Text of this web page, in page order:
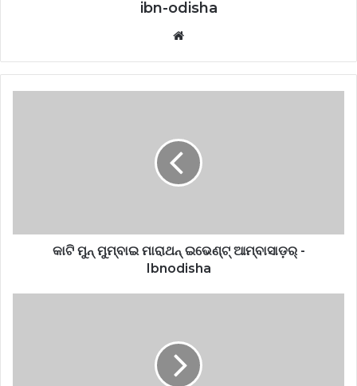
ibn-odisha
Website
କାଟି ମୁନ୍ ମୁମ୍ବାଇ ମାରାଥନ୍ ଇଭେଣ୍ଟ୍ ଆମ୍ବାସାଡ଼ର୍ -
Ibnodisha